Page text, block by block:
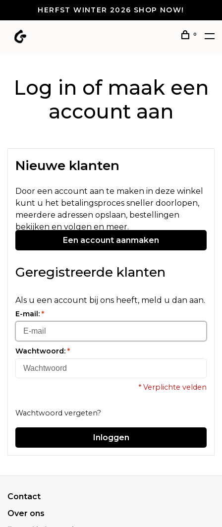
HERFST WINTER 2026 SHOP NOW!
0
Log in of maak een
account aan
Nieuwe klanten
Door een account aan te maken in deze winkel
kunt u het betalingsproces sneller doorlopen,
meerdere adressen opslaan, bestellingen
bekijken en volgen en meer.
Een account aanmaken
Geregistreerde klanten
Als u een account bij ons heeft, meld u dan aan.
E-mail: *
Wachtwoord: *
* Verplichte velden
Wachtwoord vergeten?
Inloggen
Contact
Over ons